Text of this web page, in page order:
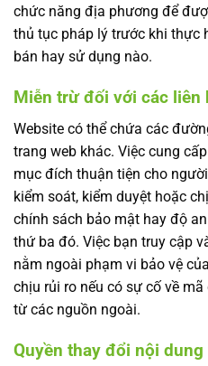
chức năng địa phương để
thủ tục pháp lý trước khi thực
bán hay sử dụng nào.
Miễn trừ đối với các liên
Website có thể chứa các
trang web khác. Việc cung
mục đích thuận tiện cho
kiểm soát, kiểm duyệt hoặc
chính sách bảo mật hay độ
thứ ba đó. Việc bạn truy cập
nằm ngoài phạm vi bảo vệ
chịu rủi ro nếu có sự cố về
từ các nguồn ngoài.
Quyền thay đổi nội